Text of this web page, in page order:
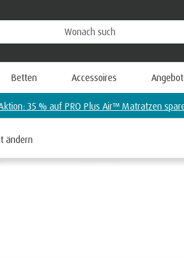
Betten Accessoires
Aktion: 35 % auf PRO Plus Air™ Matratzen
ändern